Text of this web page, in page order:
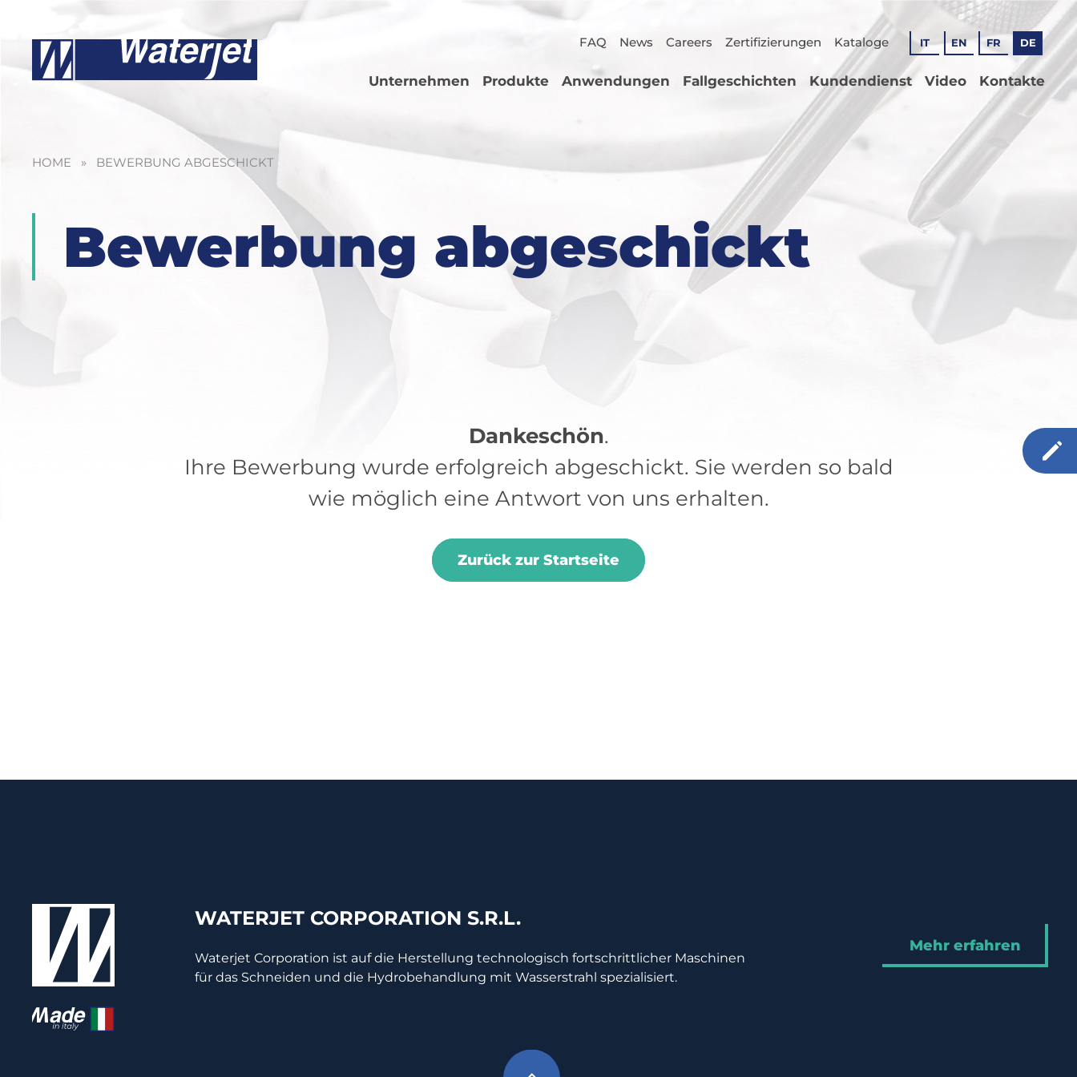
FAQ News Careers Zertifizierungen Kataloge IT EN FR DE
Unternehmen Produkte Anwendungen Fallgeschichten Kundendienst Video Kontakte
HOME » BEWERBUNG ABGESCHICKT
Bewerbung abgeschickt
Dankeschön.
Ihre Bewerbung wurde erfolgreich abgeschickt. Sie werden so bald
wie möglich eine Antwort von uns erhalten.
Zurück zur Startseite
WATERJET CORPORATION S.R.L.
Waterjet Corporation ist auf die Herstellung technologisch fortschrittlicher Maschinen
für das Schneiden und die Hydrobehandlung mit Wasserstrahl spezialisiert.
Mehr erfahren